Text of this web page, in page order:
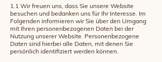
1.1 Wir freuen uns, dass Sie unsere Website
besuchen und bedanken uns für Ihr Interesse. Im
Folgenden informieren wir Sie über den Umgang
mit Ihren personenbezogenen Daten bei der
Nutzung unserer Website. Personenbezogene
Daten sind hierbei alle Daten, mit denen Sie
persönlich identifiziert werden können.